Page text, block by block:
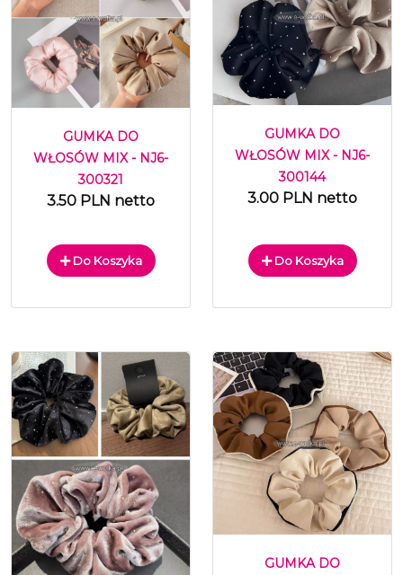
GUMKA DO
WŁOSÓW MIX - NJ6-
300321
3.50 PLN netto
Do Koszyka
GUMKA DO
WŁOSÓW MIX - NJ6-
300144
3.00 PLN netto
Do Koszyka
GUMKA DO